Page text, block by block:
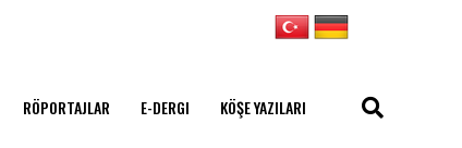
RÖPORTAJLAR E-DERGI KÖŞE YAZILARI